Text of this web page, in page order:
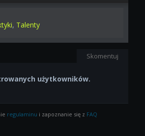
, Talenty
Skomentuj
użytkowników.
regulaminu i zapoznanie się z FAQ